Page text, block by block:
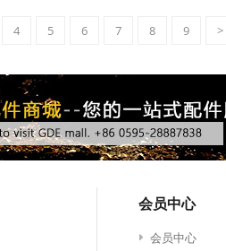
4 5 6 7 8 9 >
会员中心
会员中心